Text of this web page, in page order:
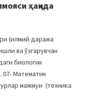
ҳақида
(илмий даража
ва ўзгарувчан
биологик
Математик
мажмуи (техника